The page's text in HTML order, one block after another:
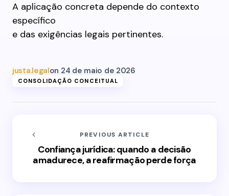
A aplicação concreta depende do contexto
específico
e das exigências legais pertinentes.
justa.legalon 24 de maio de 2026
CONSOLIDAÇÃO CONCEITUAL
PREVIOUS ARTICLE
Confiança jurídica: quando a decisão
amadurece, a reafirmação perde força